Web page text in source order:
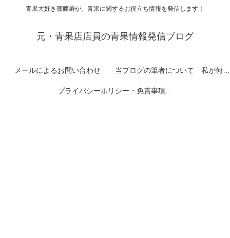
青果大好き齋藤瞬が、青果に関するお役立ち情報を発信します！
元・青果店店員の青果情報発信ブログ
メールによるお問い合わせ 当ブログの筆者について 私が何者なのかを紹介します
プライバシーポリシー・免責事項など